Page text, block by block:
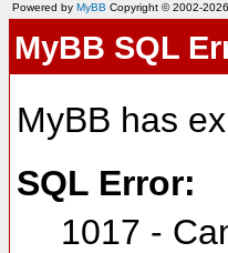
Powered by MyBB Copyright © 2002-2026
MyBB SQL
MyBB has
SQL Error:
1017 -